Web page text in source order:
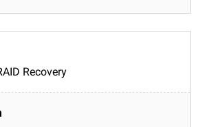
Recovery